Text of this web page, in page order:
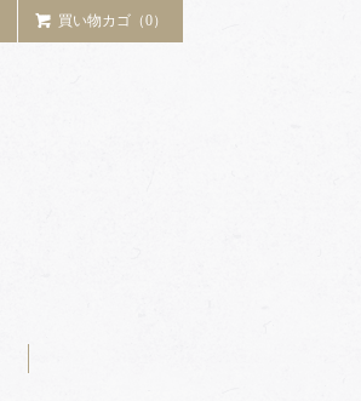
買い物カゴ（0）